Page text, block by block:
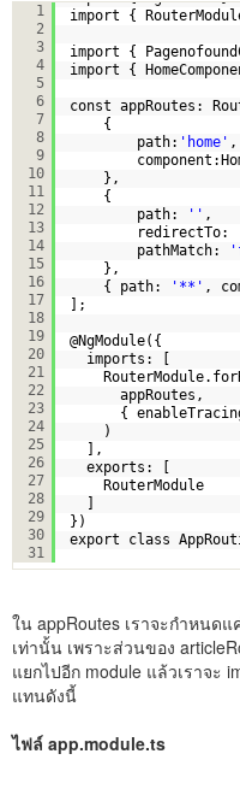
1
2
3
4
5
6
7
8
9
10
11
12
13
14
15
16
17
18
19
20
21
22
23
24
25
26
27
28
29
30
31
import {
import {
import {
const appRoutes:
{
path: 'home' ,
},
{
path:
'' ,
redirectTo:
pathMatch:
},
{ path:
'**' ,
];
@NgModule({
imports: [
appRoutes,
{
)
],
exports: [
RouterModule
]
})
export class
ใน appRoutes เราจะกำหนด
เท่านั้น เพราะส่วนของ
แยกไปอีก module แล้วเราจะ
แทนดังนี้
ไฟล์ app.module.ts